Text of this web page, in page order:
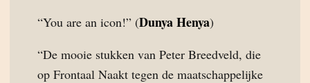
“You are an icon!” (Dunya Henya)
“De mooie stukken van Peter Breedveld, die
op Frontaal Naakt tegen de maatschappelijke